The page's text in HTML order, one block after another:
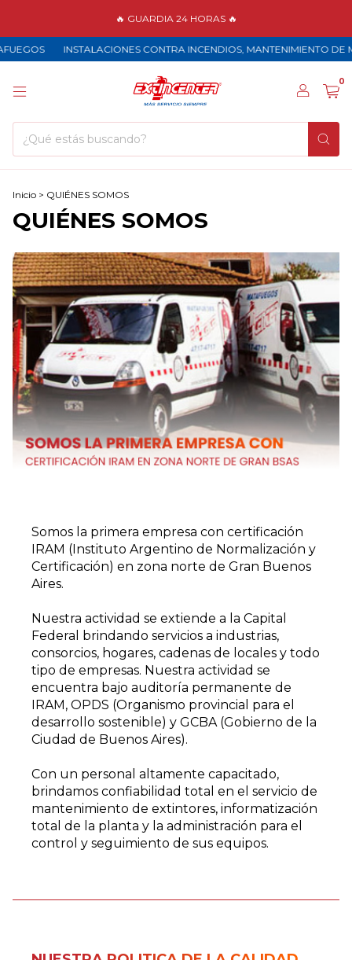
🔥 GUARDIA 24 HORAS 🔥
INSTALACIONES CONTRA INCENDIOS, MANTENIMIENTO DE
0
Inicio > QUIÉNES SOMOS
QUIÉNES SOMOS
Somos la primera empresa con certificación
IRAM (Instituto Argentino de Normalización y
Certificación) en zona norte de Gran Buenos
Aires.
Nuestra actividad se extiende a la Capital
Federal brindando servicios a industrias,
consorcios, hogares, cadenas de locales y todo
tipo de empresas. Nuestra actividad se
encuentra bajo auditoría permanente de
IRAM, OPDS (Organismo provincial para el
desarrollo sostenible) y GCBA (Gobierno de la
Ciudad de Buenos Aires).
Con un personal altamente capacitado,
brindamos confiabilidad total en el servicio de
mantenimiento de extintores, informatización
total de la planta y la administración para el
control y seguimiento de sus equipos.